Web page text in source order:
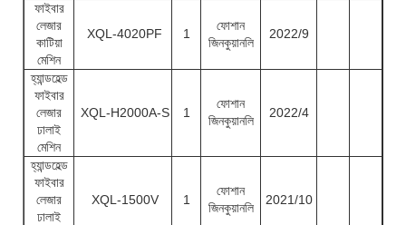
ফাইবার
লেজার
কাটিয়া
মেশিন
XQL-4020PF 1
ফোশান
জিনকুয়ানলি
2022/9
হ্যান্ডহেল্ড
ফাইবার
লেজার
ঢালাই
মেশিন
XQL-H2000A-S 1
ফোশান
জিনকুয়ানলি
2022/4
হ্যান্ডহেল্ড
ফাইবার
লেজার
ঢালাই
XQL-1500V 1
ফোশান
জিনকুয়ানলি
2021/10